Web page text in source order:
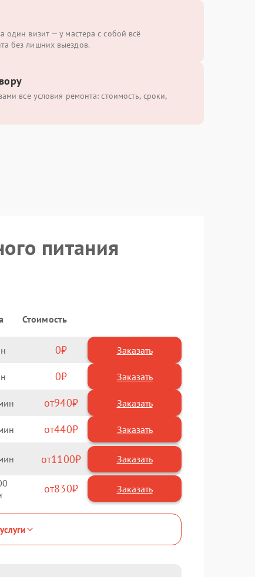
один визит — у мастера с собой всё
без лишних выездов.
все условия ремонта: стоимость, сроки,
питания
Стоимость
0 Заказать
0 Заказать
940
440
1100
830